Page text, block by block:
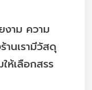
งาม ความ
นเรามีวัสดุ
ห้เลือกสรร